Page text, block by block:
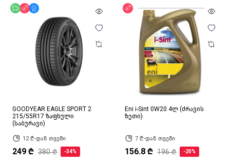
უფასო მიწოდება
ფასდაკლება
GOODYEAR EAGLE SPORT 2
215/55R17 ზაფხული
(საბურავი)
12 ₾-დან თვეში
249 ₾ 380 ₾ -34%
ფასდაკლება
Eni i-Sint 0W20 4ლ (ძრავის
ზეთი)
7 ₾-დან თვეში
156.8 ₾ 196 ₾ -20%